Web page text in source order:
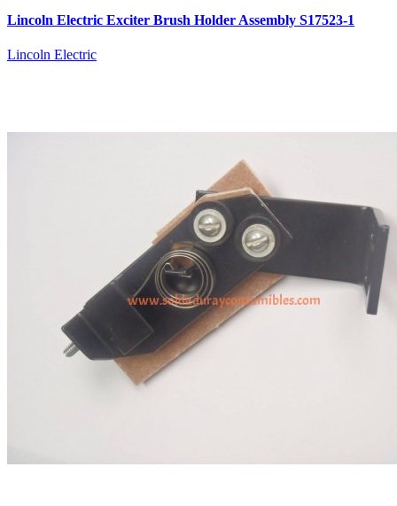
Lincoln Electric Exciter Brush Holder Assembly S17523-1
Lincoln Electric